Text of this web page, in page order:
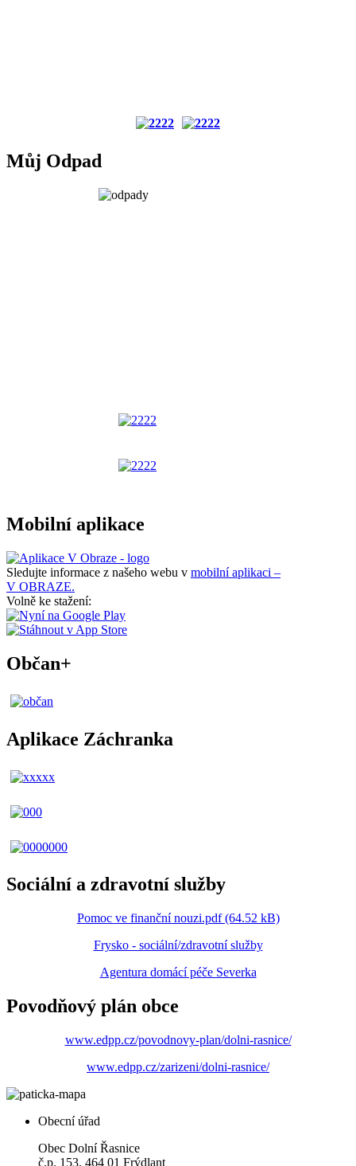
Můj Odpad
Mobilní aplikace
Sledujte informace z našeho webu v mobilní aplikaci –
V OBRAZE.
Volně ke stažení:
Občan+
Aplikace Záchranka
Sociální a zdravotní služby
Pomoc ve finanční nouzi.pdf (64.52 kB)
Frysko - sociální/zdravotní služby
Agentura domácí péče Severka
Povodňový plán obce
www.edpp.cz/povodnovy-plan/dolni-rasnice/
www.edpp.cz/zarizeni/dolni-rasnice/
Obecní úřad
Obec Dolní Řasnice
č.p. 153, 464 01 Frýdlant